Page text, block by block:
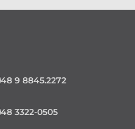
48 9 8845.2272
48 3322-0505